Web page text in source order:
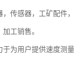
，传感器，工矿配件
工销售。
为用户提供速度测